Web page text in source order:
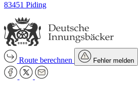
83451 Piding
Route berechnen Fehler melden